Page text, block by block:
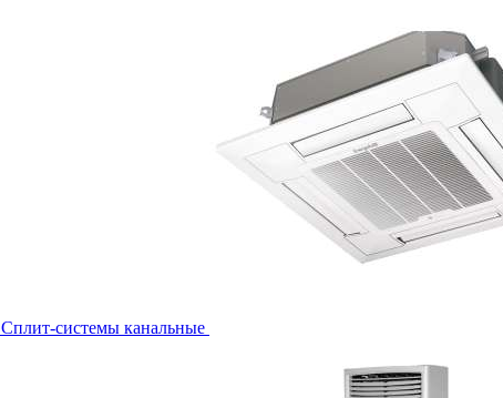
Сплит-системы канальные